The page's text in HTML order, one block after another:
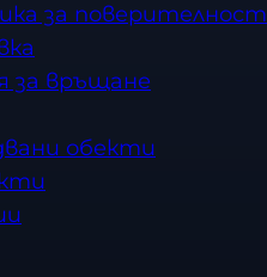
за поверителност
за връщане
обекти